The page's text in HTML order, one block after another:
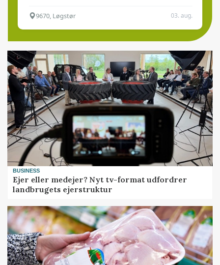
9670, Løgstør 03. aug.
BUSINESS
Ejer eller medejer? Nyt tv-format udfordrer
landbrugets ejerstruktur